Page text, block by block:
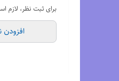
رویه مهندسی‌شده
رویه مش
برای ثبت نظر، لازم
افزودن